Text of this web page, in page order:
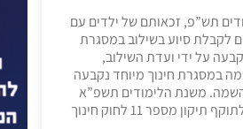
תש”פ, זכאותם של ילדים עם
לקבלת סיוע בשילוב במסגרת
על ידי ועדת השילוב,
במסגרת חינוך מיוחד נקבעה
משנת הלימודים תשפ”א
(2018) נכנס לתוקף תיקון מספר 11 לחוק חינוך